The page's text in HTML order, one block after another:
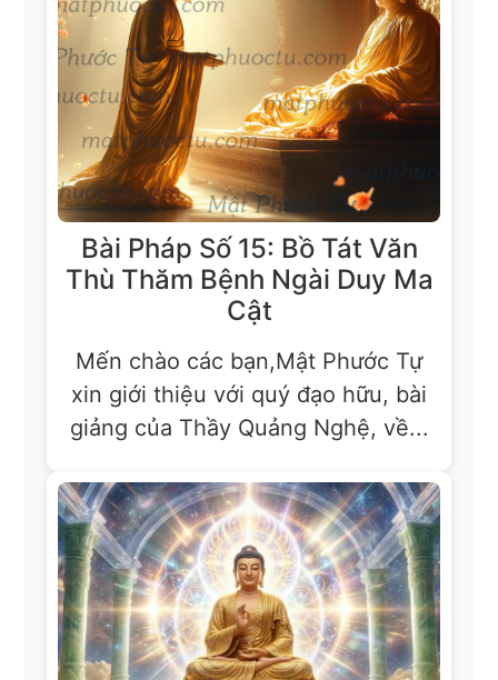
Bài Pháp Số 15: Bồ Tát Văn
Thù Thăm Bệnh Ngài Duy Ma
Cật
Mến chào các bạn,Mật Phước Tự
xin giới thiệu với quý đạo hữu, bài
giảng của Thầy Quảng Nghệ, về...